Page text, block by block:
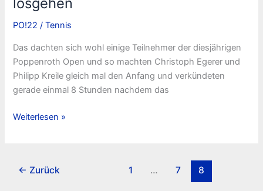
losgehen
PO!22 /Tennis
Das dachten sich wohl einige Teilnehmer der diesjährigen
Poppenroth Open und so machten Christoph Egerer und
Philipp Kreile gleich mal den Anfang und verkündeten
gerade einmal 8 Stunden nachdem das
Es
schnell
Weiterlesen »
← Zurück 1 … 7 8